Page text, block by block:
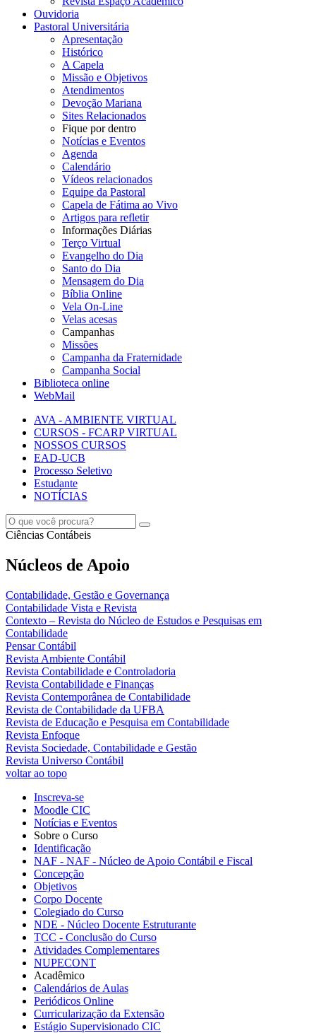
Ouvidoria
Pastoral Universitária
Apresentação
Histórico
A Capela
Missão e Objetivos
Atendimentos
Devoção Mariana
Sites Relacionados
Fique por dentro
Notícias e Eventos
Agenda
Calendário
Vídeos relacionados
Equipe da Pastoral
Capela de Fátima ao Vivo
Artigos para refletir
Informações Diárias
Terço Virtual
Evangelho do Dia
Santo do Dia
Mensagem do Dia
Bíblia Online
Vela On-Line
Velas acesas
Campanhas
Missões
Campanha da Fraternidade
Campanha Social
Biblioteca online
WebMail
AVA - AMBIENTE VIRTUAL
CURSOS - FCARP VIRTUAL
NOSSOS CURSOS
EAD-UCB
Processo Seletivo
Estudante
NOTÍCIAS
Ciências Contábeis
Núcleos de Apoio
Contabilidade, Gestão e Governança
Contabilidade Vista e Revista
Contexto – Revista do Núcleo de Estudos e Pesquisas em
Contabilidade
Pensar Contábil
Revista Ambiente Contábil
Revista Contabilidade e Controladoria
Revista Contabilidade e Finanças
Revista Contemporânea de Contabilidade
Revista de Contabilidade da UFBA
Revista de Educação e Pesquisa em Contabilidade
Revista Enfoque
Revista Sociedade, Contabilidade e Gestão
Revista Universo Contábil
voltar ao topo
Inscreva-se
Moodle CIC
Notícias e Eventos
Sobre o Curso
Identificação
NAF - NAF - Núcleo de Apoio Contábil e Fiscal
Concepção
Objetivos
Corpo Docente
Colegiado do Curso
NDE - Núcleo Docente Estruturante
TCC - Conclusão do Curso
Atividades Complementares
NUPECONT
Acadêmico
Calendários de Aulas
Periódicos Online
Curricularização da Extensão
Estágio Supervisionado CIC